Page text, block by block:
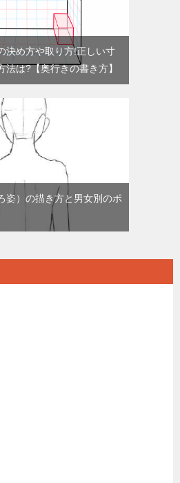
決め方や取り方!正しい寸
法は?【奥行きの書き方】
姿）の描き方と男女別のポ